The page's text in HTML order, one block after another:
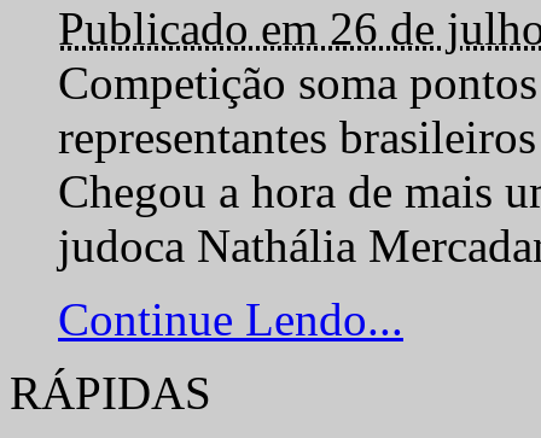
Publicado em 26 de
Competição soma
representantes
Chegou a hora de mais
judoca Nathália
Continue Lendo...
RÁPIDAS